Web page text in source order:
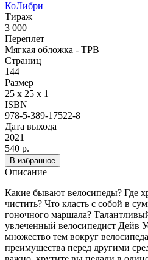
КоЛибри
Тираж
3 000
Переплет
Мягкая обложка - TPB
Страниц
144
Размер
25 x 25 x 1
ISBN
978-5-389-17522-8
Дата выхода
2021
540 р.
В избранное
Описание
Какие бывают велосипеды? Где
чистить? Что класть с собой в
гоночного маршала?
увлеченный велосипедист Дейв
множество тем вокруг
преимущества перед другими